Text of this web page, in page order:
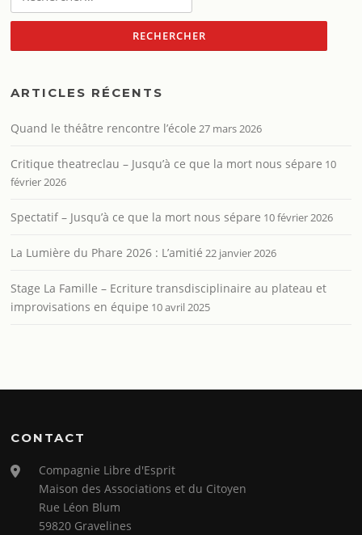
ARTICLES RÉCENTS
Quand le théâtre rencontre l’école 27 mars 2026
Critique theatreclau – Jusqu’à ce que la mort nous sépare 10
février 2026
Spectatif – Jusqu’à ce que la mort nous sépare 10 février 2026
La Lumière du Phare 2026 : L’amitié 22 janvier 2026
Stage La Famille – Ecriture transdisciplinaire au plateau et
improvisations en équipe 10 avril 2025
CONTACT
Compagnie Libre d'Esprit
Maison des Associations et du Citoyen
Rue Léon Blum
59820 Gravelines